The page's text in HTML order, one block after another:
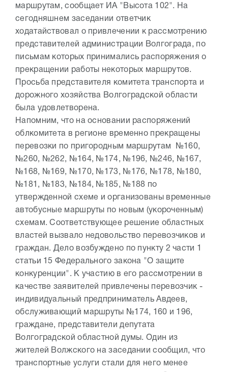
маршрутам, сообщает ИА "Высота 102". На
сегодняшнем заседании ответчик
ходатайствовал о привлечении к рассмотрению
представителей администрации Волгограда, по
письмам которых принимались распоряжения о
прекращении работы некоторых маршрутов.
Просьба представителя комитета транспорта и
дорожного хозяйства Волгоградской области
была удовлетворена.
Напомним, что на основании распоряжений
облкомитета в регионе временно прекращены
перевозки по пригородным маршрутам №160,
№260, №262, №164, №174, №196, №246, №167,
№168, №169, №170, №173, №176, №178, №180,
№181, №183, №184, №185, №188 по
утвержденной схеме и организованы временные
автобусные маршруты по новым (укороченным)
схемам. Соответствующее решение областных
властей вызвало недовольство перевозчиков и
граждан. Дело возбуждено по пункту 2 части 1
статьи 15 Федерального закона "О защите
конкуренции". К участию в его рассмотрении в
качестве заявителей привлечены перевозчик -
индивидуальный предприниматель Авдеев,
обслуживающий маршруты №174, 160 и 196,
граждане, представители депутата
Волгоградской областной думы. Один из
жителей Волжского на заседании сообщил, что
транспортные услуги стали для него менее